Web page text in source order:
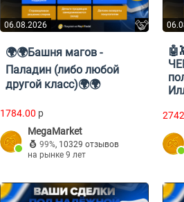
06.08.2026
🌍🌍Башня магов -
Паладин (либо любой
другой класс)🌍🌍
1784.00 p
MegaMarket
99%, 10329 отзывов
на рынке 9 лет